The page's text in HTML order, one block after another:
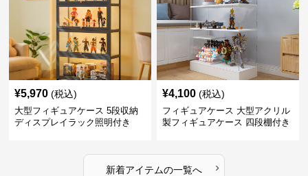
¥5,970 (税込)
大型フィギュアケース 5段収納
ディスプレイラック照明付き
¥4,100 (税込)
フィギュアケース 大型アクリル
製フィギュアケース 四段棚付き
新着アイテムの一覧へ ›